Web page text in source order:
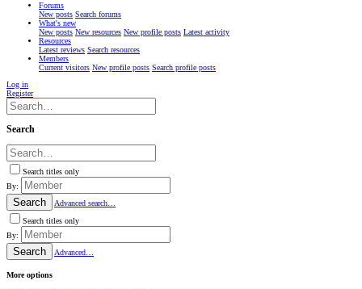
Forums
New posts Search forums
What's new
New posts New resources New profile posts Latest activity
Resources
Latest reviews Search resources
Members
Current visitors New profile posts Search profile posts
Log in
Register
Search
Search titles only
By:
Search
Advanced search…
Search titles only
By:
Search Advanced…
More options